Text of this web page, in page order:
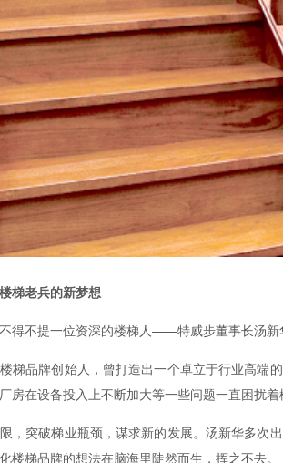
梯老兵的新梦想
得不提一位资深的楼梯人——特威步董事长汤
梯品牌创始人，曾打造出一个卓立于行业高端
房在设备投入上不断加大等一些问题一直困扰
，突破梯业瓶颈，谋求新的发展。汤新华多次
楼梯品牌的想法在脑海里陡然而生，挥之不去。